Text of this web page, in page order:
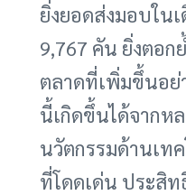
ยิ่งยอดส่งมอบใน
9,767 คัน ยิ่งตอก
ตลาดที่เพิ่มขึ้นอย่
นี้เกิดขึ้นได้จากห
นวัตกรรมด้านเท
ที่โดดเด่น ประสิ